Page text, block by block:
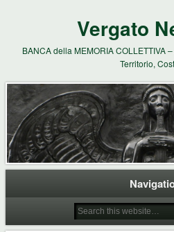
Vergato
BANCA della MEMORIA COLLETTIVA
Territorio,